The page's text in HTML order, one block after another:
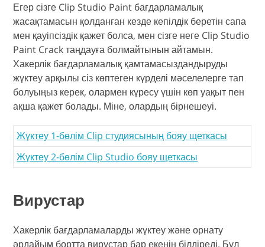
Егер сізге Clip Studio Paint бағдарламалық
жасақтамасын қолданған кезде кепілдік беретін сапа
мен қауіпсіздік қажет болса, мен сізге неге Clip Studio
Paint Crack таңдауға болмайтынын айтамын.
Хакерлік бағдарламалық қамтамасыздандыруды
жүктеу арқылы сіз көптеген күрделі мәселелерге тап
болуыңыз керек, олармен күресу үшін көп уақыт пен
ақша қажет болады. Міне, олардың бірнешеуі.
Жүктеу 1-бөлім Clip студиясының бояу щеткасы
Жүктеу 2-бөлім Clip Studio бояу щеткасы
Вирустар
Хакерлік бағдарламаларды жүктеу және орнату
әрдайым бортта вирустар бар екенін білдіреді. Бұл